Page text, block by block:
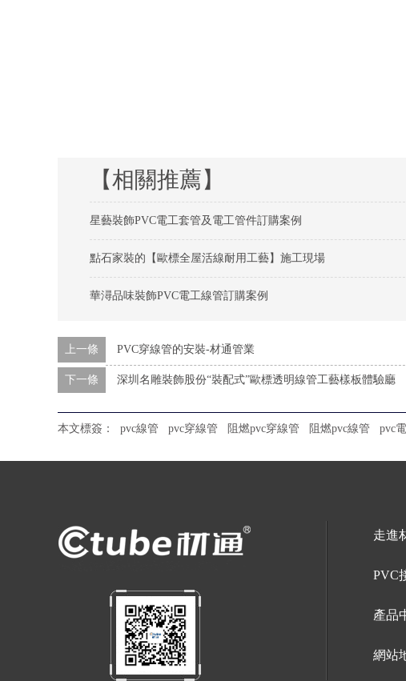
【相關推薦】
星藝裝飾PVC電工套管及電工管件訂購案例
點石家裝的【歐標全屋活線耐用工藝】施工現場
華潯品味裝飾PVC電工線管訂購案例
上一條 PVC穿線管的安裝-材通管業
下一條 深圳名雕裝飾股份“裝配式”歐標透明線管工藝樣板體驗廳
本文標簽： pvc線管 pvc穿線管 阻燃pvc穿線管 阻燃pvc線管 pvc
走進
PVC
產品
網站